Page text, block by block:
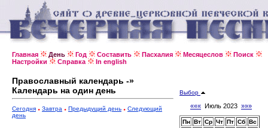
Главная День Год Составить Пасхалия Месяцеслов
Поиск
Настройки
Справка In english
Православный календарь -»
Календарь на один день
Сегодня Завтра Предыдущий день
Следующий
день
Выбор
««« Июль 2023 »»»
Пн Вт Ср Чт Пт Сб Вс